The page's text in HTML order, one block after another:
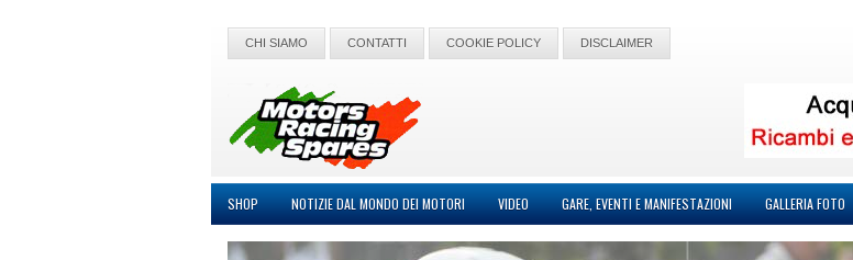
CHI SIAMO CONTATTI COOKIE POLICY DISCLAIMER
SHOP NOTIZIE DAL MONDO DEI MOTORI VIDEO GARE, EVENTI E MANIFESTAZIONI GALLERIA FOTO